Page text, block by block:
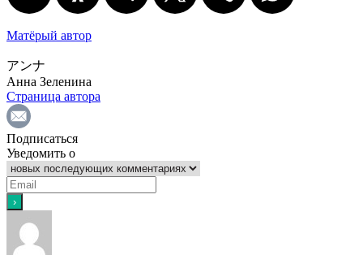
Матёрый автор
アンナ
Анна Зеленина
Страница автора
Подписаться
Уведомить о